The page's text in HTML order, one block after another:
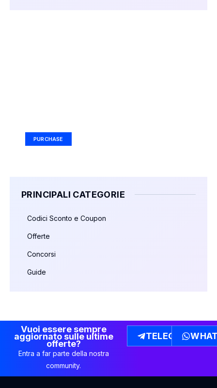
PURCHASE
PRINCIPALI CATEGORIE
Codici Sconto e Coupon
Offerte
Concorsi
Guide
Vuoi essere sempre
aggiornato sulle ultime
offerte?
Entra a far parte della nostra
community.
TELEGRAM